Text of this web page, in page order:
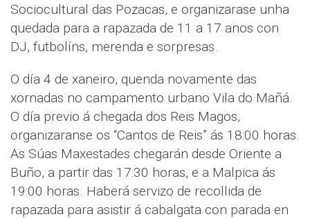
Sociocultural das Pozacas, e organizarase unha
quedada para a rapazada de 11 a 17 anos con
DJ, futbolíns, merenda e sorpresas.
O día 4 de xaneiro, quenda novamente das
xornadas no campamento urbano Vila do Mañá.
O día previo á chegada dos Reis Magos,
organizaranse os “Cantos de Reis” ás 18:00 horas.
As Súas Maxestades chegarán desde Oriente a
Buño, a partir das 17:30 horas, e a Malpica ás
19:00 horas. Haberá servizo de recollida de
rapazada para asistir á cabalgata con parada en